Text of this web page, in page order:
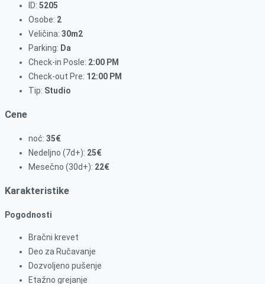
ID: 5205
Osobe: 2
Veličina: 30m2
Parking: Da
Check-in Posle: 2:00 PM
Check-out Pre: 12:00 PM
Tip: Studio
Cene
noć: 35€
Nedeljno (7d+): 25€
Mesečno (30d+): 22€
Karakteristike
Pogodnosti
Bračni krevet
Deo za Ručavanje
Dozvoljeno pušenje
Etažno grejanje